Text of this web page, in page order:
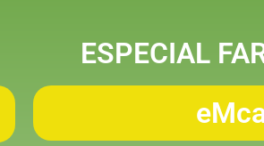
ESPECIAL